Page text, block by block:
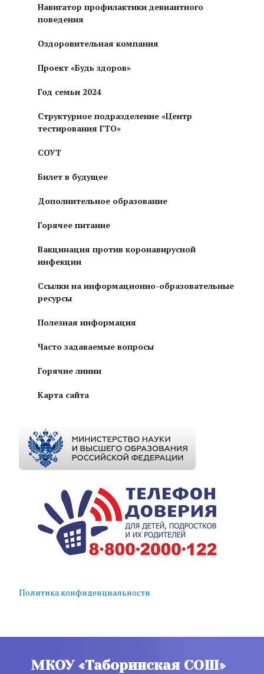
Навигатор профилактики девиантного
поведения
Оздоровительная компания
Проект «Будь здоров»
Год семьи 2024
Структурное подразделение «Центр
тестирования ГТО»
СОУТ
Билет в будущее
Дополнительное образование
Горячее питание
Вакцинация против коронавирусной
инфекции
Ссылки на информационно-образовательные
ресурсы
Полезная информация
Часто задаваемые вопросы
Горячие линии
Карта сайта
Политика конфиденциальности
МКОУ «Таборинская СОШ»